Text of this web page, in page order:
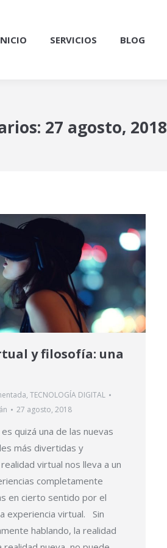
SERVICIOS BLOG
27 agosto, 2018
y filosofía: una
, TECNOLOGÍA DIGITAL
27 agosto, 2018
quizá una de las nuevas
más divertidas y
virtual nos lleva a un
completamente
en cierto sentido por el
experiencia virtual. Sin
hablando, la realidad